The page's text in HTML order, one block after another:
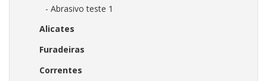
- Abrasivo teste 1
Alicates
Furadeiras
Correntes